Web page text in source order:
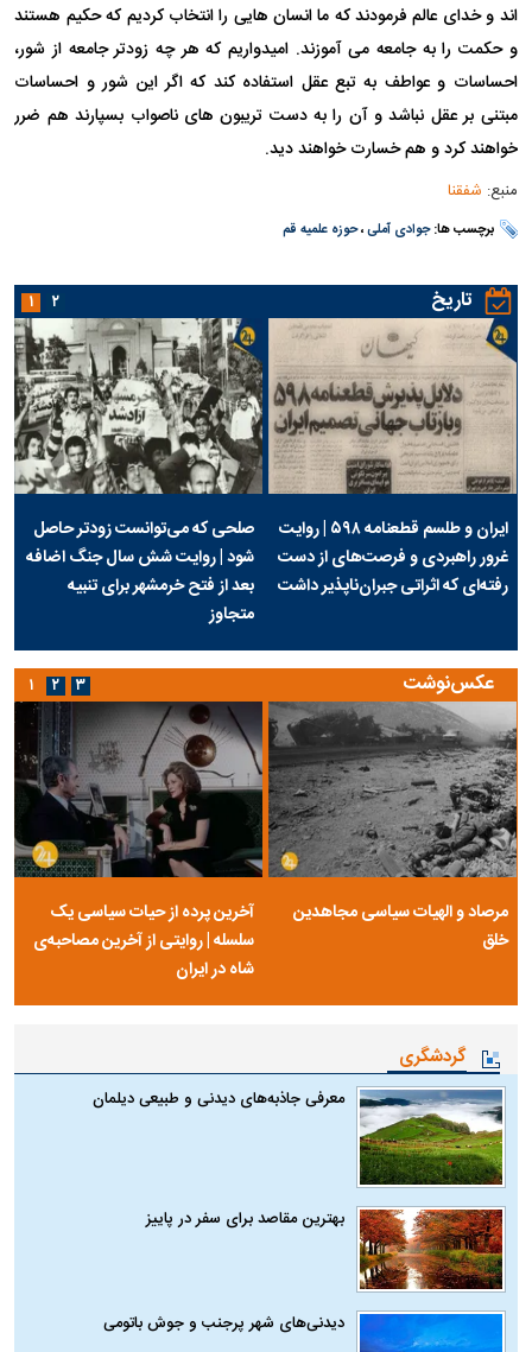
اند و خدای عالم فرمودند که ما انسان هایی را انتخاب کردیم که حکیم هستند
و حکمت را به جامعه می آموزند. امیدواریم که هر چه زودتر جامعه از شور،
احساسات و عواطف به تبع عقل استفاده کند که اگر این شور و احساسات
مبتنی بر عقل نباشد و آن را به دست تریبون های ناصواب بسپارند هم ضرر
خواهند کرد و هم خسارت خواهند دید.
منبع: شفقنا
برچسب ها:جوادی آملی،حوزه علمیه قم
تاریخ
ایران و طلسم قطعنامه ۵۹۸ | روایت
غرور راهبردی و فرصت‌های از دست
رفته‌ای که اثراتی جبران‌ناپذیر داشت
صلحی که می‌توانست زودتر حاصل
شود | روایت شش سال جنگ اضافه
بعد از فتح خرمشهر برای تنبیه
متجاوز
۱ ۲
عکس‌نوشت
مرصاد و الهیات سیاسی مجاهدین
خلق
آخرین پرده از حیات سیاسی یک
سلسله | روایتی از آخرین مصاحبه‌ی
شاه در ایران
۱ ۲ ۳
گردشگری
معرفی جاذبه‌های دیدنی و طبیعی دیلمان
بهترین مقاصد برای سفر در پاییز
دیدنی‌های شهر پرجنب و جوش باتومی